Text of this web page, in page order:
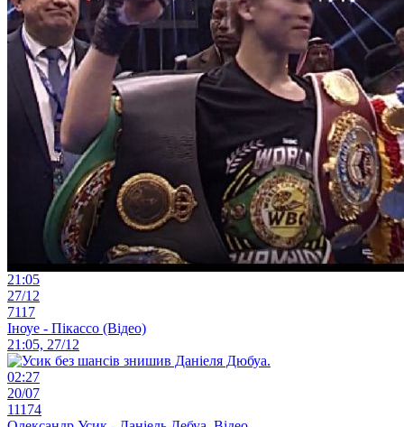
21:05
27/12
7117
Іноуе - Пікассо (Відео)
21:05, 27/12
02:27
20/07
11174